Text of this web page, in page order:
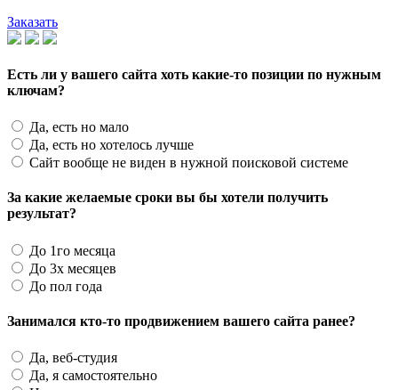
Заказать
Есть ли у вашего сайта хоть какие-то позиции по нужным
ключам?
Да, есть но мало
Да, есть но хотелось лучше
Сайт вообще не виден в нужной поисковой системе
За какие желаемые сроки вы бы хотели получить
результат?
До 1го месяца
До 3х месяцев
До пол года
Занимался кто-то продвижением вашего сайта ранее?
Да, веб-студия
Да, я самостоятельно